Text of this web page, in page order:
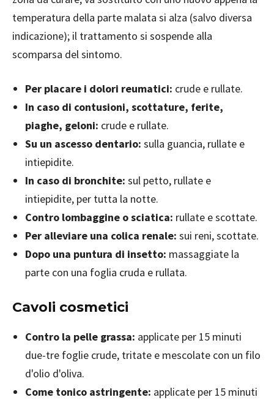
temperatura della parte malata si alza (salvo diversa
indicazione); il trattamento si sospende alla
scomparsa del sintomo.
Per placare i dolori reumatici: crude e rullate.
In caso di contusioni, scottature, ferite,
piaghe, geloni: crude e rullate.
Su un ascesso dentario: sulla guancia, rullate e
intiepidite.
In caso di bronchite: sul petto, rullate e
intiepidite, per tutta la notte.
Contro lombaggine o sciatica: rullate e scottate.
Per alleviare una colica renale: sui reni, scottate.
Dopo una puntura di insetto: massaggiate la
parte con una foglia cruda e rullata.
Cavoli cosmetici
Contro la pelle grassa: applicate per 15 minuti
due-tre foglie crude, tritate e mescolate con un filo
d'olio d'oliva.
Come tonico astringente: applicate per 15 minuti